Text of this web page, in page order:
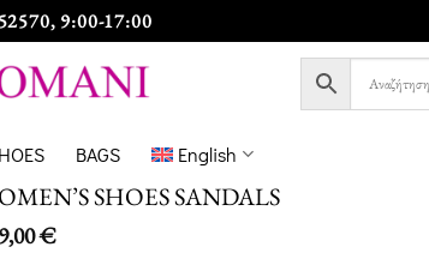
, 9:00-17:00
BAGS English
SHOES SANDALS
€